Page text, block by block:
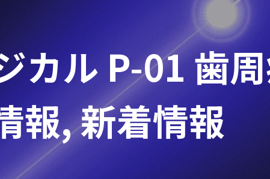
カル P-01 歯
報,新着情報